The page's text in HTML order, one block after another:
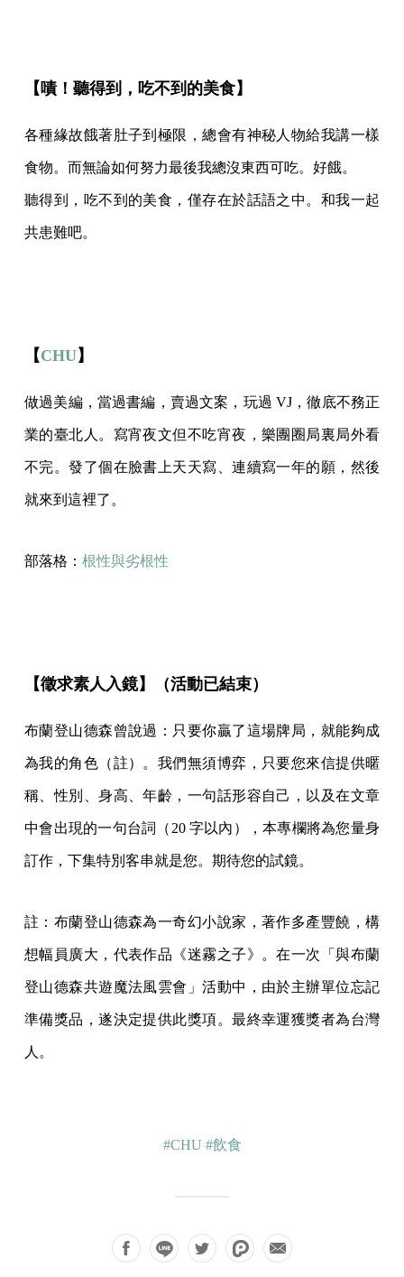
【嘖！聽得到，吃不到的美食】
各種緣故餓著肚子到極限，總會有神秘人物給我講一樣
食物。而無論如何努力最後我總沒東西可吃。好餓。
聽得到，吃不到的美食，僅存在於話語之中。和我一起
共患難吧。
【CHU】
做過美編，當過書編，賣過文案，玩過 VJ，徹底不務正
業的臺北人。寫宵夜文但不吃宵夜，樂團圈局裏局外看
不完。發了個在臉書上天天寫、連續寫一年的願，然後
就來到這裡了。
部落格： 根性與劣根性
【徵求素人入鏡】（活動已結束）
布蘭登山德森曾說過：只要你贏了這場牌局，就能夠成
為我的角色（註）。我們無須博弈，只要您來信提供暱
稱、性別、身高、年齡，一句話形容自己，以及在文章
中會出現的一句台詞（20 字以內），本專欄將為您量身
訂作，下集特別客串就是您。期待您的試鏡。
註：布蘭登山德森為一奇幻小說家，著作多產豐饒，構
想幅員廣大，代表作品《迷霧之子》。在一次「與布蘭
登山德森共遊魔法風雲會」活動中，由於主辦單位忘記
準備獎品，遂決定提供此獎項。最終幸運獲獎者為台灣
人。
#CHU #飲食